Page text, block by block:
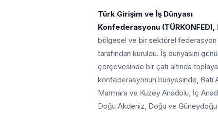
Türk Girişim ve İş Dünyası
Konfederasyonu (TÜRKONFED),
bölgesel ve bir sektörel federasyon
tarafından kuruldu. İş dünyasını
çerçevesinde bir çatı altında
konfederasyonun bünyesinde, Batı
Marmara ve Kuzey Anadolu, İç
Doğu Akdeniz, Doğu ve Güneydoğu